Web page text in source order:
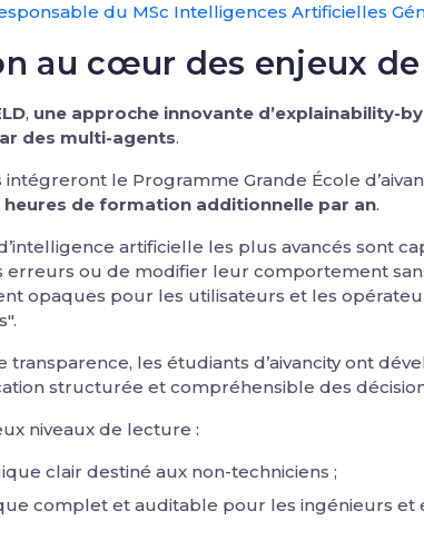
du MSc Intelligences Artificielles
au cœur des enjeux
, une approche innovante d’explainability-
des multi-agents.
le Programme Grande École
heures de formation additionnelle par an.
artificielle les plus avancés sont
erreurs ou de modifier leur comportement
opaques pour les utilisateurs et les
transparence, les étudiants d’aivancity ont
structurée et compréhensible des
niveaux de lecture :
clair destiné aux non-techniciens ;
complet et auditable pour les ingénieurs et